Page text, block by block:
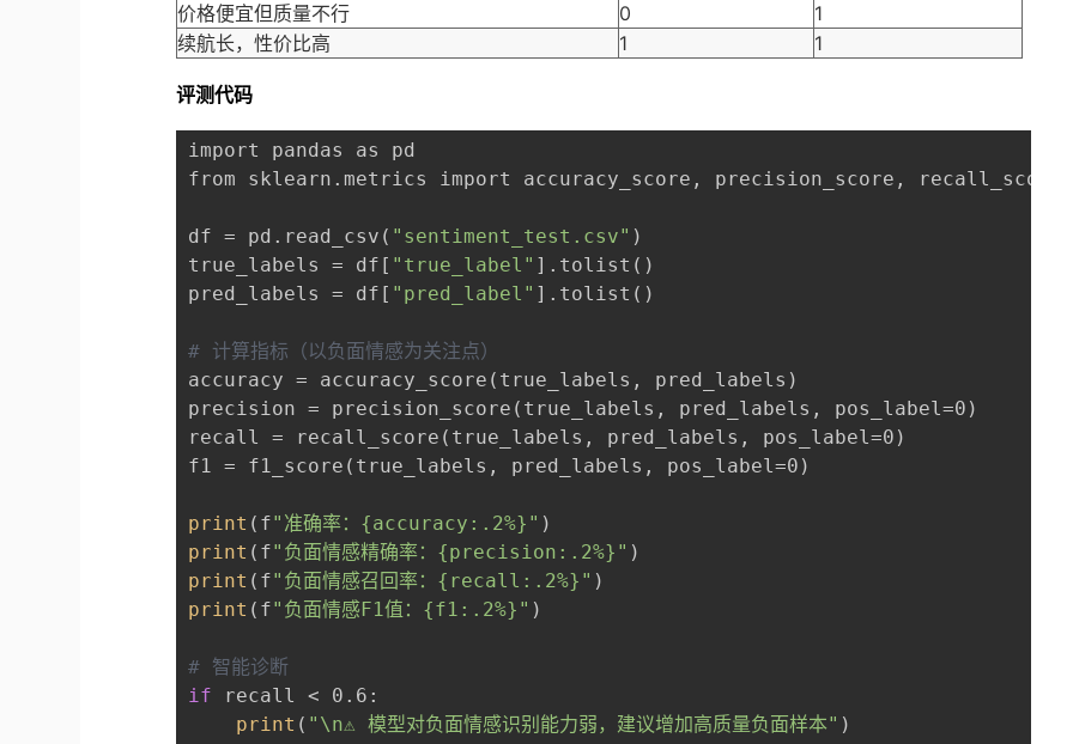
价格便宜但质量不行
0
1
续航长，性价比高
1 1
评测代码
import pandas as pd
from sklearn.metrics import accuracy_score, precision_score, recall_score,
df = pd.read_csv( "sentiment_test.csv" )
true_labels = df[ "true_label" ].tolist()
pred_labels = df[ "pred_label" ].tolist()
# 计算指标（以负面情感为关注点）
accuracy = accuracy_score(true_labels, pred_labels)
precision = precision_score(true_labels, pred_labels, pos_label=0)
recall = recall_score(true_labels, pred_labels, pos_label=0)
f1 = f1_score(true_labels, pred_labels, pos_label=0)
print (f"准确率：{accuracy:.2%}" )
print (f"负面情感精确率：{precision:.2%}" )
print (f"负面情感召回率：{recall:.2%}" )
print (f"负面情感F1值：{f1:.2%}" )
# 智能诊断
if recall < 0.6:
print ( "\n⚠️ 模型对负面情感识别能力弱，建议增加高质量负面样本" )